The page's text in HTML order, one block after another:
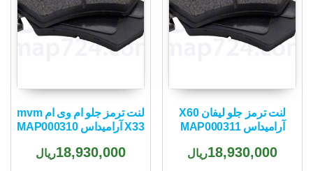
لنت ترمز جلو لیفان X60
آرامیداس MAP000311
18,930,000ریال
لنت ترمز جلو ام وی ام mvm
X33 آرامیداس MAP000310
18,930,000ریال